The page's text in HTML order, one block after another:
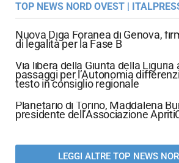
TOP NEWS NORD OVEST |
Nuova Diga Foranea di Genova,
di legalità per la Fase B
Via libera della Giunta della Liguria
passaggi per l’Autonomia
testo in consiglio regionale
Planetario di Torino, Maddalena
presidente dell’Associazione
LEGGI ALTRE TOP NEWS